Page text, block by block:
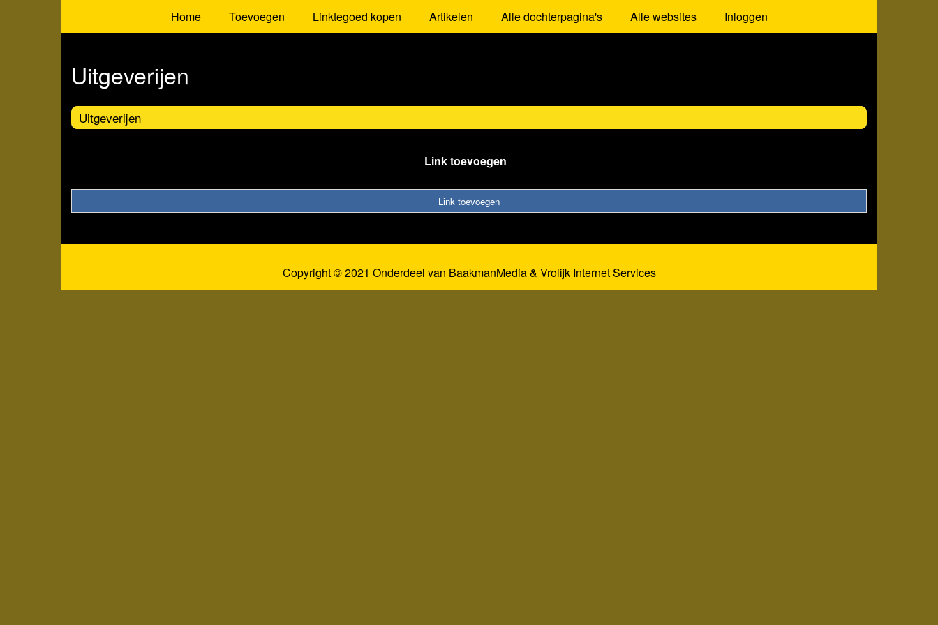
Home Toevoegen Linktegoed kopen Artikelen Alle dochterpagina's Alle websites Inloggen
Uitgeverijen
Uitgeverijen
Link toevoegen
Link toevoegen
Copyright © 2021 Onderdeel van BaakmanMedia& Vrolijk Internet Services